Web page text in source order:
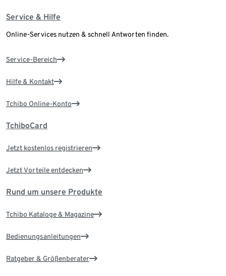
Service & Hilfe
Online-Services nutzen & schnell Antworten finden.
Service-Bereich
Hilfe & Kontakt
Tchibo Online-Konto
TchiboCard
Jetzt kostenlos registrieren
Jetzt Vorteile entdecken
Rund um unsere Produkte
Tchibo Kataloge & Magazine
Bedienungsanleitungen
Ratgeber & Größenberater